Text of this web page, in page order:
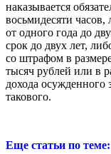
наказывается
восьмидесяти
от одного года до
срок до двух лет,
со штрафом в
тысяч рублей или в
дохода осужденного
такового.
Еще статьи по теме: